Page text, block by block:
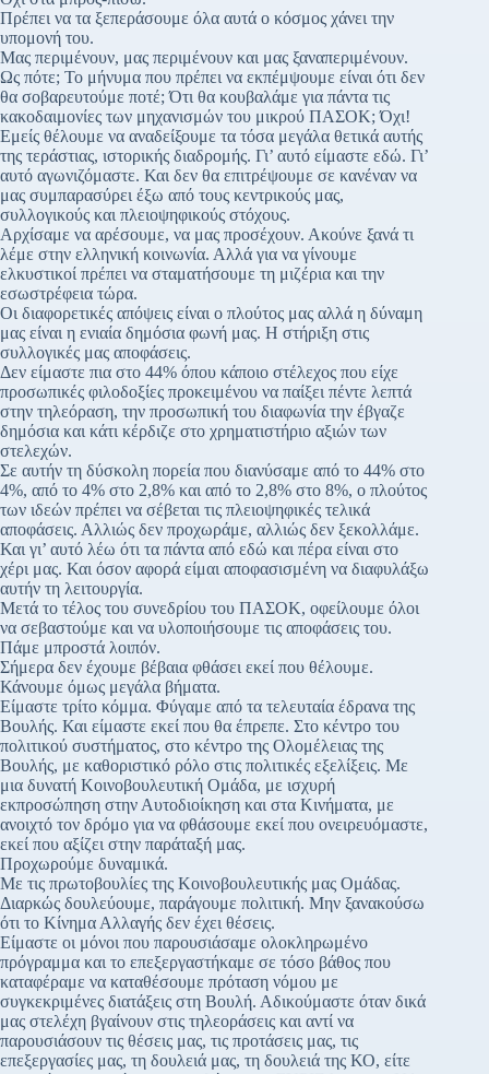
Πρέπει να τα ξεπεράσουμε όλα αυτά ο κόσμος χάνει την
υπομονή του.
Μας περιμένουν, μας περιμένουν και μας ξαναπεριμένουν.
Ως πότε; Το μήνυμα που πρέπει να εκπέμψουμε είναι ότι δεν
θα σοβαρευτούμε ποτέ; Ότι θα κουβαλάμε για πάντα τις
κακοδαιμονίες των μηχανισμών του μικρού ΠΑΣΟΚ; Όχι!
Εμείς θέλουμε να αναδείξουμε τα τόσα μεγάλα θετικά αυτής
της τεράστιας, ιστορικής διαδρομής. Γι’ αυτό είμαστε εδώ. Γι’
αυτό αγωνιζόμαστε. Και δεν θα επιτρέψουμε σε κανέναν να
μας συμπαρασύρει έξω από τους κεντρικούς μας,
συλλογικούς και πλειοψηφικούς στόχους.
Αρχίσαμε να αρέσουμε, να μας προσέχουν. Ακούνε ξανά τι
λέμε στην ελληνική κοινωνία. Αλλά για να γίνουμε
ελκυστικοί πρέπει να σταματήσουμε τη μιζέρια και την
εσωστρέφεια τώρα.
Οι διαφορετικές απόψεις είναι ο πλούτος μας αλλά η δύναμη
μας είναι η ενιαία δημόσια φωνή μας. Η στήριξη στις
συλλογικές μας αποφάσεις.
Δεν είμαστε πια στο 44% όπου κάποιο στέλεχος που είχε
προσωπικές φιλοδοξίες προκειμένου να παίξει πέντε λεπτά
στην τηλεόραση, την προσωπική του διαφωνία την έβγαζε
δημόσια και κάτι κέρδιζε στο χρηματιστήριο αξιών των
στελεχών.
Σε αυτήν τη δύσκολη πορεία που διανύσαμε από το 44% στο
4%, από το 4% στο 2,8% και από το 2,8% στο 8%, ο πλούτος
των ιδεών πρέπει να σέβεται τις πλειοψηφικές τελικά
αποφάσεις. Αλλιώς δεν προχωράμε, αλλιώς δεν ξεκολλάμε.
Και γι’ αυτό λέω ότι τα πάντα από εδώ και πέρα είναι στο
χέρι μας. Και όσον αφορά είμαι αποφασισμένη να διαφυλάξω
αυτήν τη λειτουργία.
Μετά το τέλος του συνεδρίου του ΠΑΣΟΚ, οφείλουμε όλοι
να σεβαστούμε και να υλοποιήσουμε τις αποφάσεις του.
Πάμε μπροστά λοιπόν.
Σήμερα δεν έχουμε βέβαια φθάσει εκεί που θέλουμε.
Κάνουμε όμως μεγάλα βήματα.
Είμαστε τρίτο κόμμα. Φύγαμε από τα τελευταία έδρανα της
Βουλής. Και είμαστε εκεί που θα έπρεπε. Στο κέντρο του
πολιτικού συστήματος, στο κέντρο της Ολομέλειας της
Βουλής, με καθοριστικό ρόλο στις πολιτικές εξελίξεις. Με
μια δυνατή Κοινοβουλευτική Ομάδα, με ισχυρή
εκπροσώπηση στην Αυτοδιοίκηση και στα Κινήματα, με
ανοιχτό τον δρόμο για να φθάσουμε εκεί που ονειρευόμαστε,
εκεί που αξίζει στην παράταξή μας.
Προχωρούμε δυναμικά.
Με τις πρωτοβουλίες της Κοινοβουλευτικής μας Ομάδας.
Διαρκώς δουλεύουμε, παράγουμε πολιτική. Μην ξανακούσω
ότι το Κίνημα Αλλαγής δεν έχει θέσεις.
Είμαστε οι μόνοι που παρουσιάσαμε ολοκληρωμένο
πρόγραμμα και το επεξεργαστήκαμε σε τόσο βάθος που
καταφέραμε να καταθέσουμε πρόταση νόμου με
συγκεκριμένες διατάξεις στη Βουλή. Αδικούμαστε όταν δικά
μας στελέχη βγαίνουν στις τηλεοράσεις και αντί να
παρουσιάσουν τις θέσεις μας, τις προτάσεις μας, τις
επεξεργασίες μας, τη δουλειά μας, τη δουλειά της ΚΟ, είτε